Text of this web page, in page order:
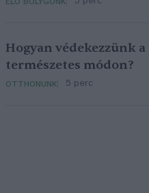
Hogyan védekezzünk
természetes módon?
OTTHONUNK 5 perc